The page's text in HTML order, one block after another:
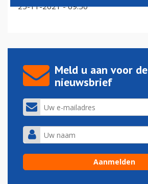
25-11-2021 - 09:50
Meld u aan voor de
nieuwsbrief